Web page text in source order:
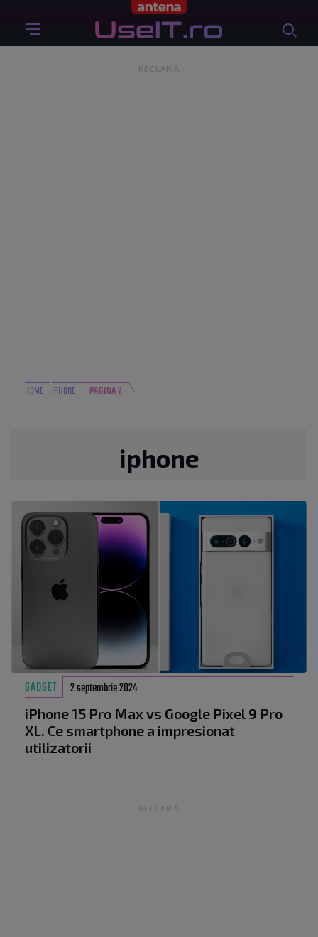
RECLAMĂ
HOME IPHONE PAGINA 2
iphone
GADGET 2 septembrie 2024
iPhone 15 Pro Max vs Google Pixel 9 Pro
XL. Ce smartphone a impresionat
utilizatorii
RECLAMĂ